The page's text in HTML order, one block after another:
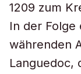
1209 zum
In der Folge
währenden
Languedoc,